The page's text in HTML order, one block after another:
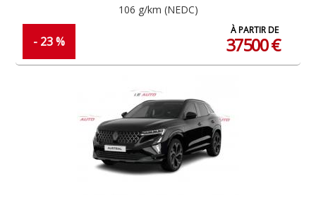
106 g/km (NEDC)
- 23 %
À PARTIR DE
37500 €